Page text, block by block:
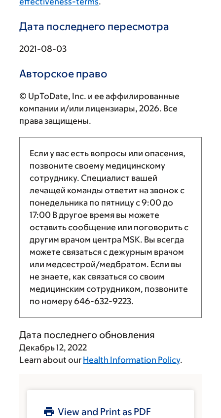
Дата последнего пересмотра
2021-08-03
Авторское право
© UpToDate, Inc. и ее аффилированные
компании и/или лицензиары, 2026. Все
права защищены.
Если у вас есть вопросы или опасения,
позвоните своему медицинскому
сотруднику. Специалист вашей
лечащей команды ответит на звонок с
понедельника по пятницу с9:00 до
17:00 В другое время вы можете
оставить сообщение или поговорить с
другим врачом центра MSK. Вы всегда
можете связаться с дежурным врачом
или медсестрой/медбратом. Если вы
не знаете, как связаться со своим
медицинским сотрудником, позвоните
по номеру646-632-9223.
Дата последнего обновления
Декабрь 12, 2022
Learn about our Health Information Policy.
View and Print as PDF